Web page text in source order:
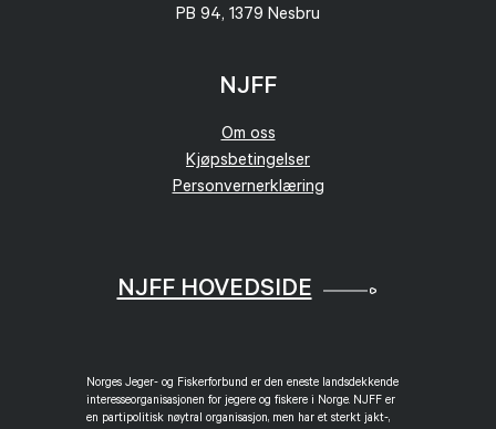
PB 94, 1379 Nesbru
NJFF
Om oss
Kjøpsbetingelser
Personvernerklæring
NJFF HOVEDSIDE
Norges Jeger- og Fiskerforbund er den eneste landsdekkende
interesseorganisasjonen for jegere og fiskere i Norge. NJFF er
en partipolitisk nøytral organisasjon, men har et sterkt jakt-,